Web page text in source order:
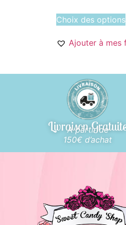
Choix des options
Ajouter à mes
Livraison
A partir de
150€ d’achat